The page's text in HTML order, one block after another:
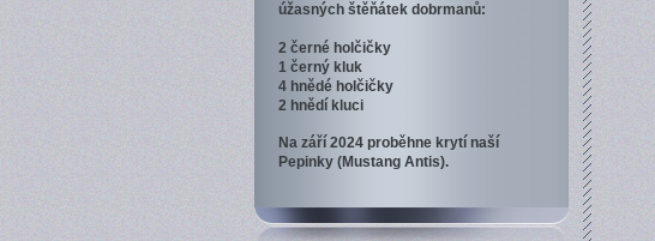
úžasných štěňátek dobrmanů:
2 černé holčičky
1 černý kluk
4 hnědé holčičky
2 hnědí kluci
Na září 2024 proběhne krytí naší
Pepinky (Mustang Antis).